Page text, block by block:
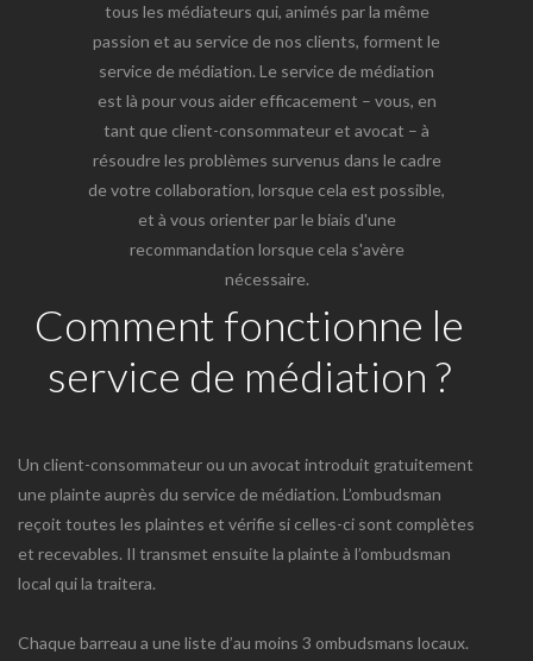
tous les médiateurs qui, animés par la même
passion et au service de nos clients, forment le
service de médiation. Le service de médiation
est là pour vous aider efficacement – vous, en
tant que client-consommateur et avocat – à
résoudre les problèmes survenus dans le cadre
de votre collaboration, lorsque cela est possible,
et à vous orienter par le biais d'une
recommandation lorsque cela s'avère
nécessaire.
Comment fonctionne le
service de médiation ?
Un client-consommateur ou un avocat introduit gratuitement
une plainte auprès du service de médiation. L’ombudsman
reçoit toutes les plaintes et vérifie si celles-ci sont complètes
et recevables. Il transmet ensuite la plainte à l’ombudsman
local qui la traitera.
Chaque barreau a une liste d’au moins 3 ombudsmans locaux.